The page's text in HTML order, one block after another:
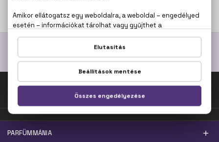
Fel az oldal tetejére!
PARFÜMMÁNIA